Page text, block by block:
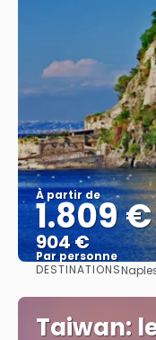
À partir de
1.809 €
904 €
Par personne
DESTINATIONS
Taiwan: